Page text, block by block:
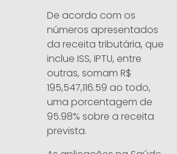
De acordo com os
números apresentados
da receita tributária, que
inclue ISS, IPTU, entre
outras, somam R$
195,547,116.59 ao todo,
uma porcentagem de
95.98% sobre a receita
prevista.